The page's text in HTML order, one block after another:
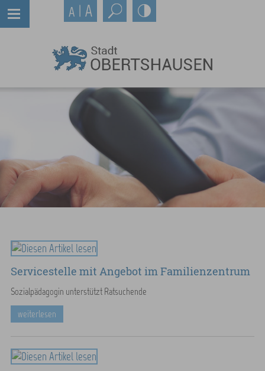
Servicestelle mit Angebot im Familienzentrum
Sozialpädagogin unterstützt Ratsuchende
weiterlesen